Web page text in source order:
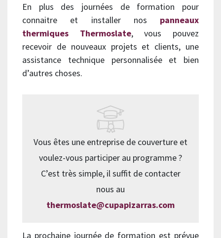
En plus des journées de formation pour
connaitre et installer nos panneaux
thermiques Thermoslate, vous pouvez
recevoir de nouveaux projets et clients, une
assistance technique personnalisée et bien
d’autres choses.
Vous êtes une entreprise de couverture et
voulez-vous participer au programme ?
C’est très simple, il suffit de contacter
nous au
thermoslate@cupapizarras.com
La prochaine journée de formation est prévue